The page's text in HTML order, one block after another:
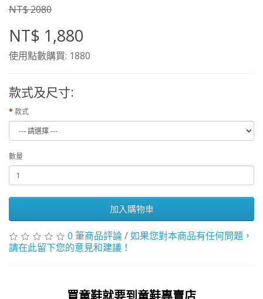
NT$ 2080
NT$ 1,880
使用點數購買: 1880
款式及尺寸:
款式
數量
加入購物車
0 筆商品評論/如果您對本商品有任何問題，
請在此留下您的意見和建議！
買童鞋就要到童鞋專賣店